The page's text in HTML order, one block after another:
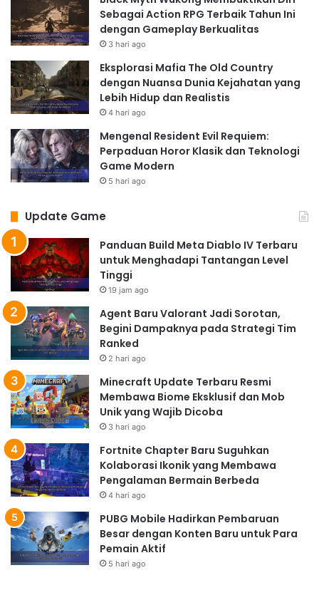
Sebagai Action RPG Terbaik Tahun Ini
dengan Gameplay Berkualitas
3 hari ago
Eksplorasi Mafia The Old Country
dengan Nuansa Dunia Kejahatan yang
Lebih Hidup dan Realistis
4 hari ago
Mengenal Resident Evil Requiem:
Perpaduan Horor Klasik dan Teknologi
Game Modern
5 hari ago
Update Game
Panduan Build Meta Diablo IV Terbaru
untuk Menghadapi Tantangan Level
Tinggi
19 jam ago
Agent Baru Valorant Jadi Sorotan,
Begini Dampaknya pada Strategi Tim
Ranked
2 hari ago
Minecraft Update Terbaru Resmi
Membawa Biome Eksklusif dan Mob
Unik yang Wajib Dicoba
3 hari ago
Fortnite Chapter Baru Suguhkan
Kolaborasi Ikonik yang Membawa
Pengalaman Bermain Berbeda
4 hari ago
PUBG Mobile Hadirkan Pembaruan
Besar dengan Konten Baru untuk Para
Pemain Aktif
5 hari ago